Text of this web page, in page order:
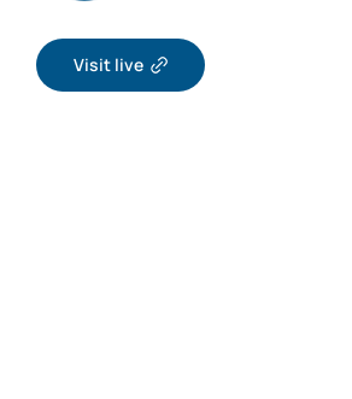
Visit live